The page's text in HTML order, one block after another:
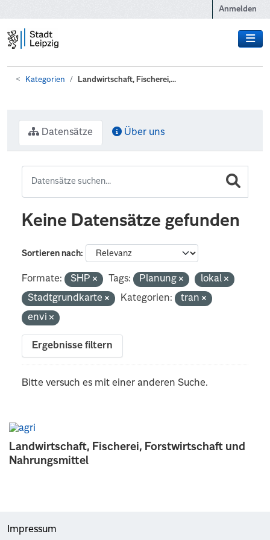
Anmelden
Kategorien Landwirtschaft, Fischerei,...
Landwirtschaft, Fischerei, Forstwirtschaft und
Nahrungsmittel
Datensätze Über uns
Keine Datensätze gefunden
Sortieren nach
Formate: SHP Tags: Planung
lokal
Stadtgrundkarte
Kategorien:
tran
envi
Ergebnisse filtern
Bitte versuch es mit einer anderen Suche.
Impressum